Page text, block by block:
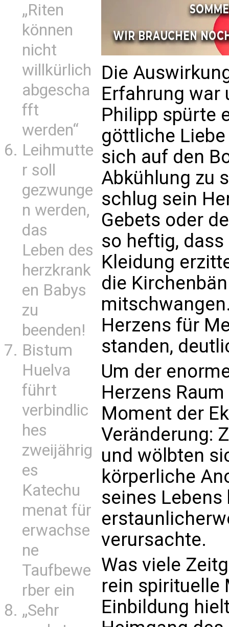
„Riten
können
nicht
willkürlich
abgescha
fft
werden“
Leihmutte
r soll
gezwunge
n werden,
das
Leben des
herzkrank
en Babys
zu
beenden!
Bistum
Huelva
führt
verbindlic
hes
zweijährig
es
Katechu
menat für
erwachse
ne
Taufbewe
rber ein
„Sehr
Die
Erfahrung war
Philipp spürte
göttliche
sich auf den
Abkühlung zu
schlug sein
Gebets oder
so heftig,
Kleidung
die
Herzens für
standen,
Um der
Herzens
Moment der
Veränderung:
und wölbten
körperliche
seines
verursachte.
Was viele
rein spirituelle
Einbildung